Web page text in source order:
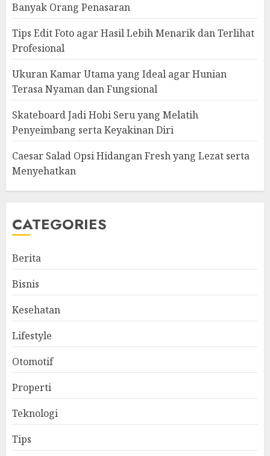
Banyak Orang Penasaran
Tips Edit Foto agar Hasil Lebih Menarik dan Terlihat
Profesional
Ukuran Kamar Utama yang Ideal agar Hunian
Terasa Nyaman dan Fungsional
Skateboard Jadi Hobi Seru yang Melatih
Penyeimbang serta Keyakinan Diri
Caesar Salad Opsi Hidangan Fresh yang Lezat serta
Menyehatkan
CATEGORIES
Berita
Bisnis
Kesehatan
Lifestyle
Otomotif
Properti
Teknologi
Tips